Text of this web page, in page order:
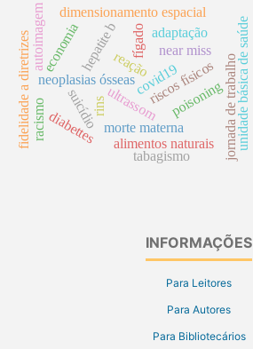
hepatite b
neoplasias ósseas poisoning
ultrassom
near miss
fidelidade a diretrizes jornada de trabalho
dimensionamento espacial
riscos físicos unidade básica de saúde
autoimagem
morte materna
economia
suicídio
reação
diabettes
fígado
rins
racismo
adaptação
alimentos naturais
tabagismo
covid19
INFORMAÇÕES
Para Leitores
Para Autores
Para Bibliotecários